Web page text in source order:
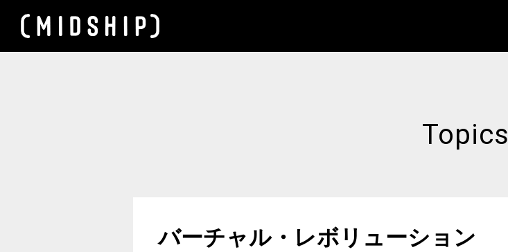
Topics
バーチャル・レボリューション